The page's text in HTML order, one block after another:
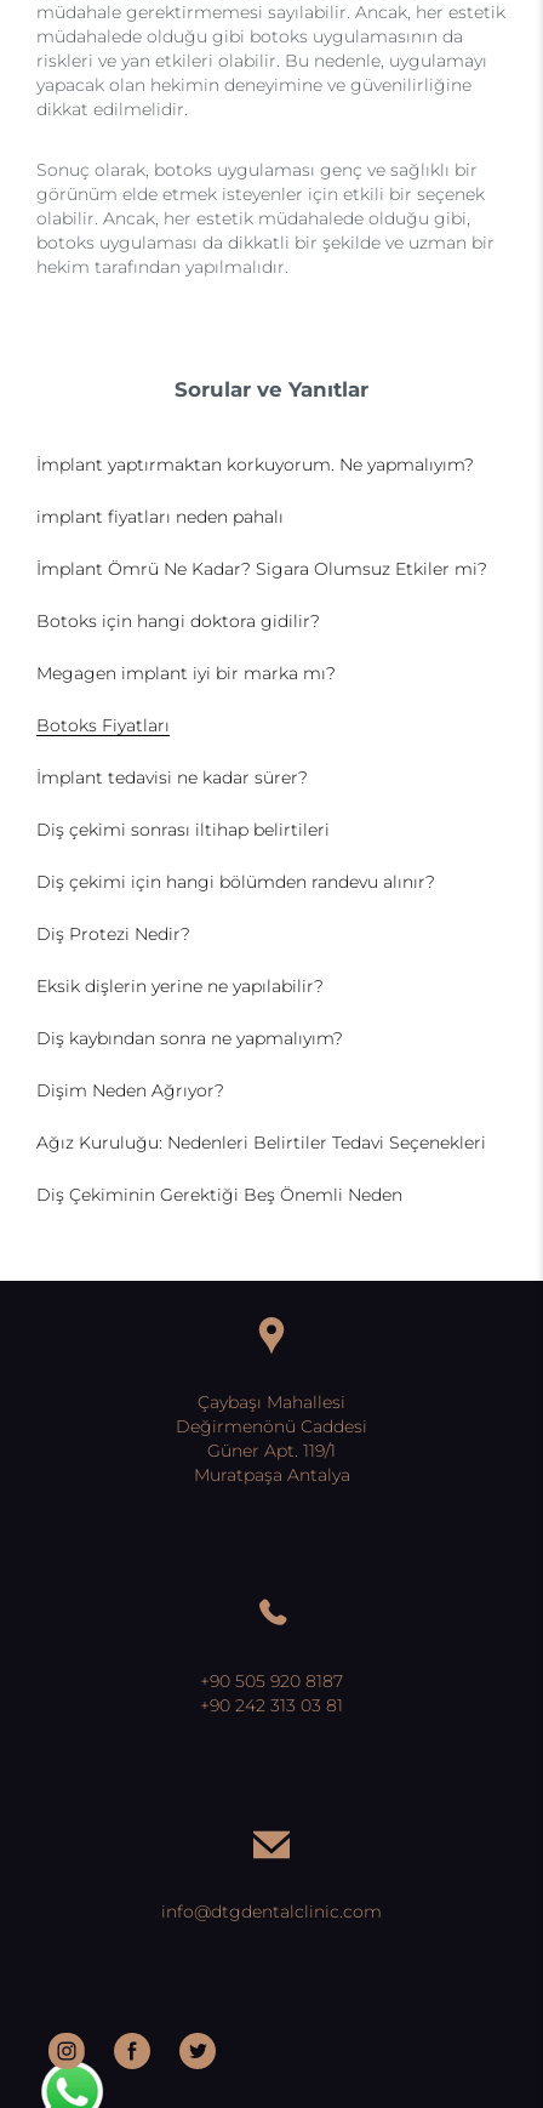
müdahale gerektirmemesi sayılabilir. Ancak, her estetik
müdahalede olduğu gibi botoks uygulamasının da
riskleri ve yan etkileri olabilir. Bu nedenle, uygulamayı
yapacak olan hekimin deneyimine ve güvenilirliğine
dikkat edilmelidir.
Sonuç olarak, botoks uygulaması genç ve sağlıklı bir
görünüm elde etmek isteyenler için etkili bir seçenek
olabilir. Ancak, her estetik müdahalede olduğu gibi,
botoks uygulaması da dikkatli bir şekilde ve uzman bir
hekim tarafından yapılmalıdır.
Sorular ve Yanıtlar
İmplant yaptırmaktan korkuyorum. Ne yapmalıyım?
implant fiyatları neden pahalı
İmplant Ömrü Ne Kadar? Sigara Olumsuz Etkiler mi?
Botoks için hangi doktora gidilir?
Megagen implant iyi bir marka mı?
Botoks Fiyatları
İmplant tedavisi ne kadar sürer?
Diş çekimi sonrası iltihap belirtileri
Diş çekimi için hangi bölümden randevu alınır?
Diş Protezi Nedir?
Eksik dişlerin yerine ne yapılabilir?
Diş kaybından sonra ne yapmalıyım?
Dişim Neden Ağrıyor?
Ağız Kuruluğu: Nedenleri Belirtiler Tedavi Seçenekleri
Diş Çekiminin Gerektiği Beş Önemli Neden
Çaybaşı Mahallesi
Değirmenönü Caddesi
Güner Apt. 119/1
Muratpaşa Antalya
+90 505 920 8187
+90 242 313 03 81
info@dtgdentalclinic.com